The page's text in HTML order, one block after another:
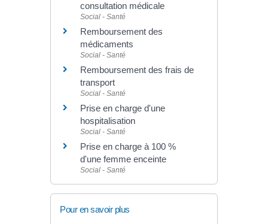
consultation médicale
Social - Santé
Remboursement des
médicaments
Social - Santé
Remboursement des frais de
transport
Social - Santé
Prise en charge d'une
hospitalisation
Social - Santé
Prise en charge à 100 %
d'une femme enceinte
Social - Santé
Pour en savoir plus